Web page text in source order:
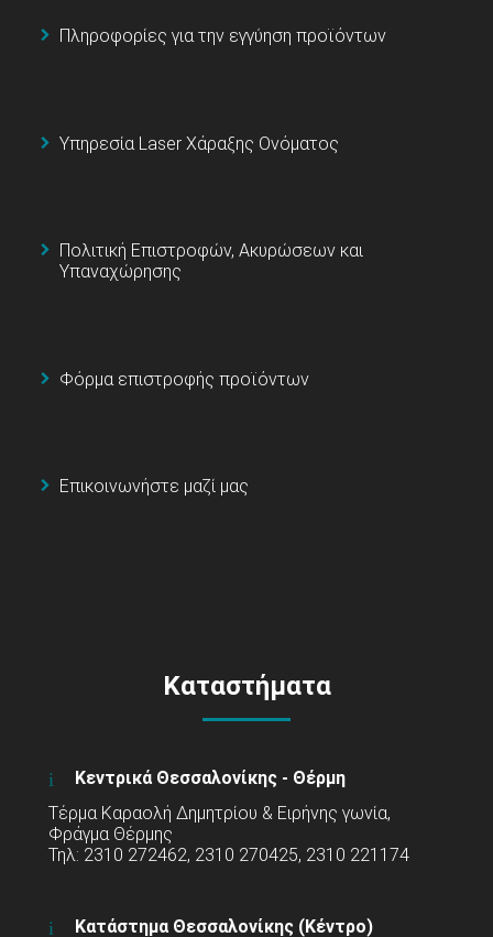
Πληροφορίες για την εγγύηση προϊόντων
Υπηρεσία Laser Χάραξης Ονόματος
Πολιτική Επιστροφών, Ακυρώσεων και
Υπαναχώρησης
Φόρμα επιστροφής προϊόντων
Επικοινωνήστε μαζί μας
Καταστήματα
Κεντρικά Θεσσαλονίκης - Θέρμη
Τέρμα Καραολή Δημητρίου & Ειρήνης γωνία,
Φράγμα Θέρμης
Τηλ: 2310 272462, 2310 270425, 2310 221174
Κατάστημα Θεσσαλονίκης (Κέντρο)